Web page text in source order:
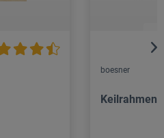
boesner
Keilrahmen